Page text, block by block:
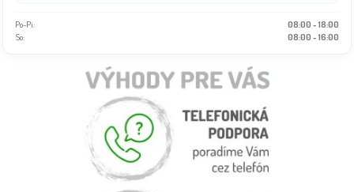
Po-Pi:
08:00 - 18:00
So:
08:00 - 16:00